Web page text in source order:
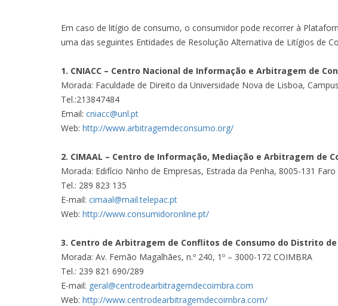
Em caso de litígio de consumo, o consumidor pode recorrer à
uma das seguintes Entidades de Resolução Alternativa de Litígios de
1. CNIACC – Centro Nacional de Informação e Arbitragem de
Morada: Faculdade de Direito da Universidade Nova de Lisboa,
Tel.:213847484
Email: cniacc@unl.pt
Web: http://www.arbitragemdeconsumo.org/
2. CIMAAL – Centro de Informação, Mediação e Arbitragem de
Morada: Edifício Ninho de Empresas, Estrada da Penha, 8005-131 Faro
Tel.: 289 823 135
E-mail: cimaal@mail.telepac.pt
Web: http://www.consumidoronline.pt/
3. Centro de Arbitragem de Conflitos de Consumo do Distrito de
Morada: Av. Fernão Magalhães, n.º 240, 1º – 3000-172 COIMBRA
Tel.: 239 821 690/289
E-mail: geral@centrodearbitragemdecoimbra.com
Web: http://www.centrodearbitragemdecoimbra.com/